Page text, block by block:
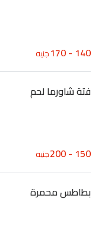
140 - 170 جنيه
فتة شاورما لحم
150 - 200 جنيه
بطاطس محمرة